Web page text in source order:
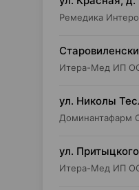
ул. Николы
ул.